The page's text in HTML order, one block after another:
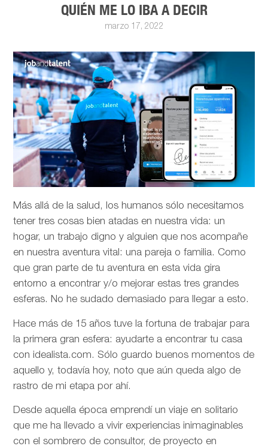
QUIÉN ME LO IBA A DECIR
marzo 17, 2022
Más allá de la salud, los humanos sólo necesitamos
tener tres cosas bien atadas en nuestra vida: un
hogar, un trabajo digno y alguien que nos acompañe
en nuestra aventura vital: una pareja o familia. Como
que gran parte de tu aventura en esta vida gira
entorno a encontrar y/o mejorar estas tres grandes
esferas. No he sudado demasiado para llegar a esto.
Hace más de 15 años tuve la fortuna de trabajar para
la primera gran esfera: ayudarte a encontrar tu casa
con idealista.com. Sólo guardo buenos momentos de
aquello y, todavía hoy, noto que aún queda algo de
rastro de mi etapa por ahí.
Desde aquella época emprendí un viaje en solitario
que me ha llevado a vivir experiencias inimaginables
con el sombrero de consultor, de proyecto en